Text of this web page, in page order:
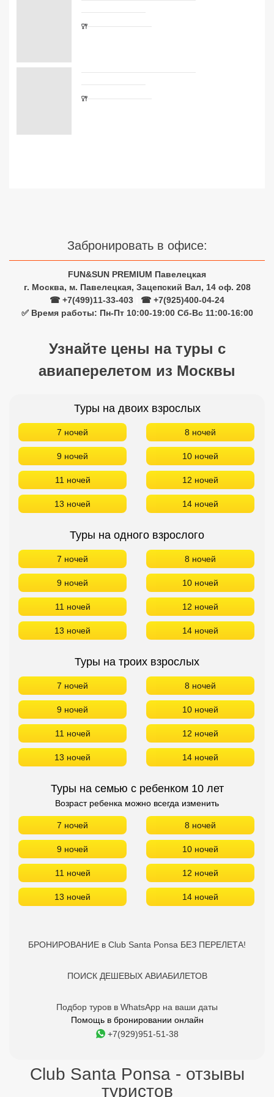
Забронировать в офисе:
FUN&SUN PREMIUM Павелецкая
г. Москва, м. Павелецкая, Зацепский Вал, 14 оф. 208
☎ +7(499)11-33-403
☎ +7(925)400-04-24
✅ Время работы: Пн-Пт 10:00-19:00 Сб-Вс 11:00-16:00
Узнайте цены на туры с
авиаперелетом из Москвы
Туры на двоих взрослых
7 ночей 8 ночей
9 ночей 10 ночей
11 ночей 12 ночей
13 ночей 14 ночей
Туры на одного взрослого
7 ночей 8 ночей
9 ночей 10 ночей
11 ночей 12 ночей
13 ночей 14 ночей
Туры на троих взрослых
7 ночей 8 ночей
9 ночей 10 ночей
11 ночей 12 ночей
13 ночей 14 ночей
Туры на семью с ребенком 10 лет
Возраст ребенка можно всегда изменить
7 ночей 8 ночей
9 ночей 10 ночей
11 ночей 12 ночей
13 ночей 14 ночей
БРОНИРОВАНИЕ в Club Santa Ponsa БЕЗ ПЕРЕЛЕТА!
ПОИСК ДЕШЕВЫХ АВИАБИЛЕТОВ
Подбор туров в WhatsApp на ваши даты
Помощь в бронировании онлайн
+7(929)951-51-38
Club Santa Ponsa - отзывы
туристов
Сетевые отели Турции
Сетевые отели ОАЭ
Сетевые отели Таиланда
Сетевые отели Сейшел
Сетевые отели Маврикия